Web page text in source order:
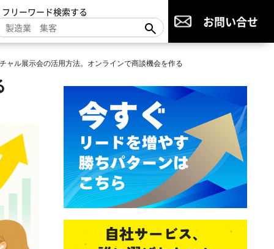
リーワード検索する
お問い合せ
ャル展示会の活用方法。オンラインで商談機会を作る